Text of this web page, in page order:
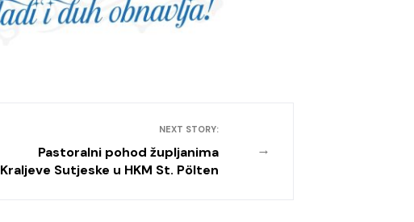
→
NEXT STORY:
Pastoralni pohod župljanima
Kraljeve Sutjeske u HKM St. Pölten